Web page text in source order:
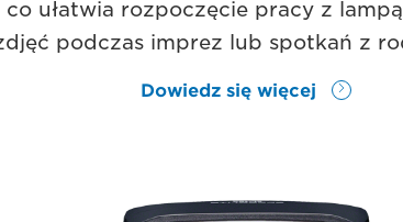
co ułatwia rozpoczęcie pracy z
podczas imprez lub spotkań z
Dowiedz się więcej